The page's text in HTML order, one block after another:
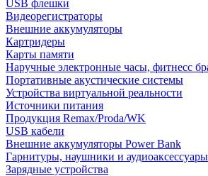
USB флешки
Видеорегистраторы
Внешние аккумуляторы
Картридеры
Карты памяти
Наручные электронные часы, фитнесс
Портативные акустические системы
Устройства виртуальной реальности
Источники питания
Продукция Remax/Proda/WK
USB кабели
Внешние аккумуляторы Power Bank
Гарнитуры, наушники и аудиоаксессуары
Зарядные устройства